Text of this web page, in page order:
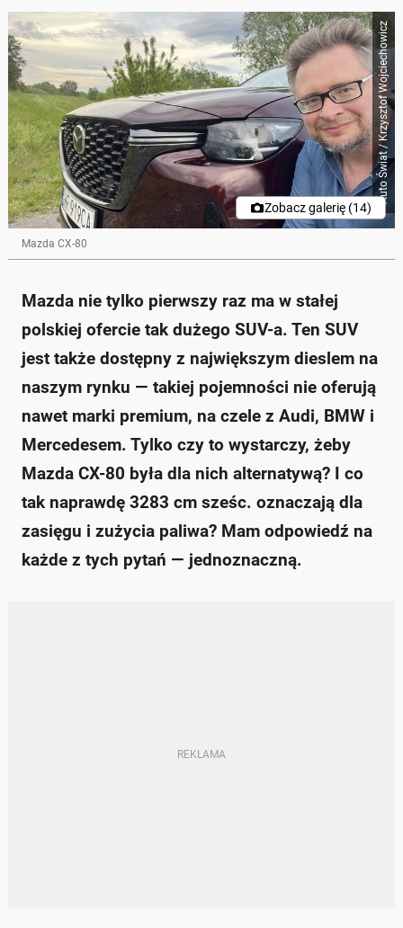
Poniżej streszczenie artykułu:
Skrót przygotowany przez Onet Czat z AI, może zawierać błędy.
Mazda CX-80 to największy SUV w ofercie marki,
dostępny z 6-cylindrowym dieslem o pojemności
$$3283 \, cm^3$$.
Aż 85% klientów wybiera wersję z dieslem, a auto ma
wymiary porównywalne z SUV-ami premium.
Wnętrze Mazdy CX-80 charakteryzuje się wysoką
jakością wykończenia oraz ergonomicznymi
przyciskami do obsługi klimatyzacji.
Testy wykazały, że SUV zużywa średnio $$3,6 \, l/100
\, km$$, co jest bardzo dobrym wynikiem dla tak
dużego pojazdu.
Mazda CX-80 oferuje przestronność i komfort, nawet
w trzecim rzędzie siedzeń.
Zapytaj o więcej Onet Czat z AI
Auto Świat / Krzysztof Wojciechowicz
Zobacz galerię (14)
Mazda CX-80
Mazda nie tylko pierwszy raz ma w stałej
polskiej ofercie tak dużego SUV-a. Ten SUV
jest także dostępny z największym dieslem na
naszym rynku — takiej pojemności nie oferują
nawet marki premium, na czele z Audi, BMW i
Mercedesem. Tylko czy to wystarczy, żeby
Mazda CX-80 była dla nich alternatywą? I co
tak naprawdę 3283 cm sześc. oznaczają dla
zasięgu i zużycia paliwa? Mam odpowiedź na
każde z tych pytań — jednoznaczną.